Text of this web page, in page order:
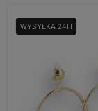
WYSYŁKA 24H
WYSYŁKA 24H
WYSYŁKA 24H